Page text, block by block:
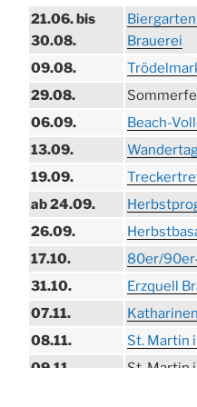
21.06. bis
30.08.
Brauerei
09.08.
29.08.
06.09.
Beach-
13.09.
19.09.
ab 24.09.
26.09.
17.10.
80er/
31.10.
Erzquell
07.11.
08.11.
St. Martin
09.11.
St. Martin